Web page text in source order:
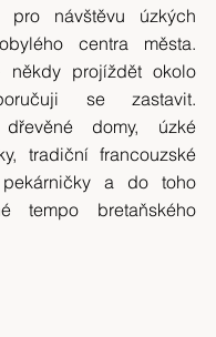
pro návštěvu úzkých
centra města.
někdy projíždět okolo
se zastavit.
domy, úzké
tradiční francouzské
a do toho
tempo bretaňského